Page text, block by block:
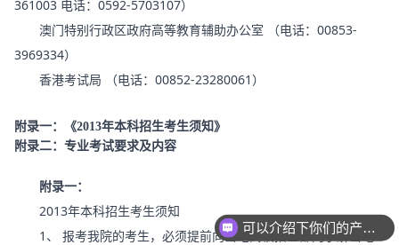
361003 电话：0592-5703107）
澳门特别行政区政府高等教育辅助办公室 （电话：00853-
3969334）
香港考试局 （电话：00852-23280061）
附录一：《2013年本科招生考生须知》
附录二：专业考试要求及内容
附录一：
2013年本科招生考生须知
1、 报考我院的考生，必须提前向当地高校招生部门了解当地
可以介绍下你们的产品么